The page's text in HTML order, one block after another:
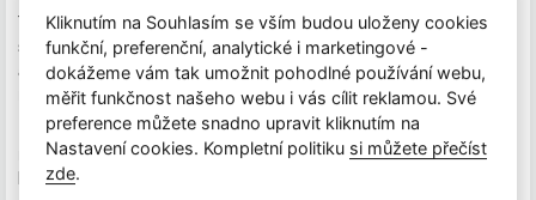
Kliknutím na Souhlasím se vším budou uloženy cookies
funkční, preferenční, analytické i marketingové -
dokážeme vám tak umožnit pohodlné používání webu,
měřit funkčnost našeho webu i vás cílit reklamou. Své
preference můžete snadno upravit kliknutím na
Nastavení cookies. Kompletní politiku si můžete přečíst
zde.
Trenér, který vás po celou dobu analýzy provází, je její klíčovou
součástí. Během 90 minut s vámi probere vaše běžecké začátky,
aktuální problémy i cíle. Naměřená data vyhodnotí přímo na
místě a doporučí, na co se zaměřit.
Do 24 hodin po absolvování analýzy obdržíte odkaz do online
rozhraní, kde si můžete výsledky v klidu projít a kdykoliv se vrátit
k doporučením trenéra.